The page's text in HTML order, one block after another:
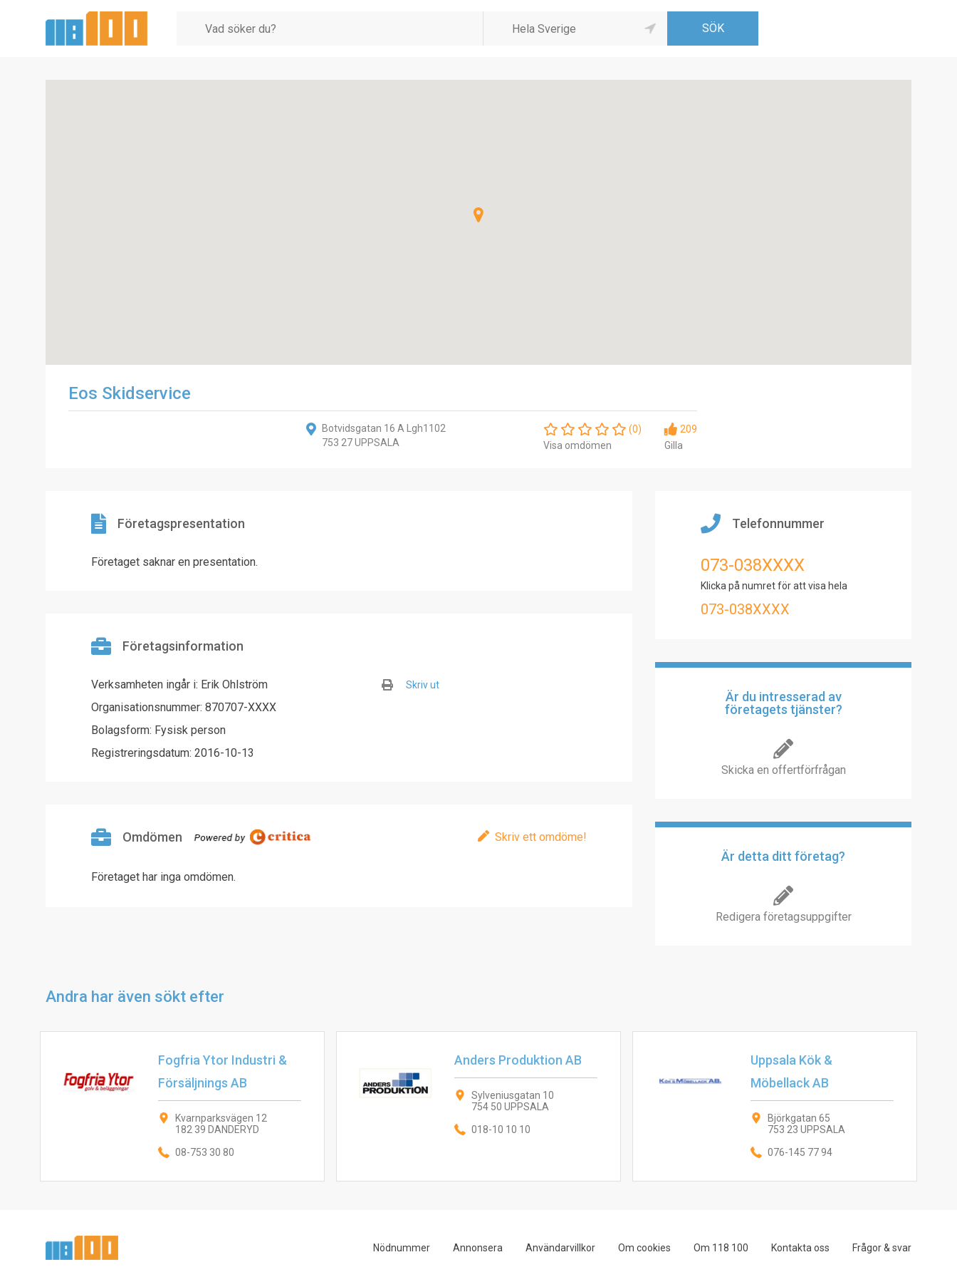
Eos Skidservice
Botvidsgatan 16 A Lgh1102
753 27 UPPSALA
(0)
Visa omdömen
209
Gilla
Företagspresentation
Företaget saknar en presentation.
Företagsinformation
Verksamheten ingår i: Erik Ohlström
Organisationsnummer: 870707-XXXX
Bolagsform: Fysisk person
Registreringsdatum: 2016-10-13
Skriv ut
Omdömen Skriv ett omdöme!
Företaget har inga omdömen.
Telefonnummer
073-038XXXX
Klicka på numret för att visa hela
073-038XXXX
Är du intresserad av
företagets tjänster?
Skicka en offertförfrågan
Är detta ditt företag?
Redigera företagsuppgifter
Andra har även sökt efter
Fogfria Ytor Industri &
Försäljnings AB
Kvarnparksvägen 12
182 39 DANDERYD
08-753 30 80
Anders Produktion AB
Sylveniusgatan 10
754 50 UPPSALA
018-10 10 10
Uppsala Kök &
Möbellack AB
Björkgatan 65
753 23 UPPSALA
076-145 77 94
Nödnummer Annonsera Användarvillkor Om cookies Om 118 100 Kontakta oss Frågor & svar